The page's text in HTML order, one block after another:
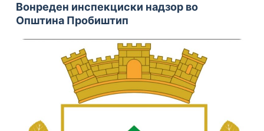
Вонреден инспекциски надзор во
Општина Пробиштип